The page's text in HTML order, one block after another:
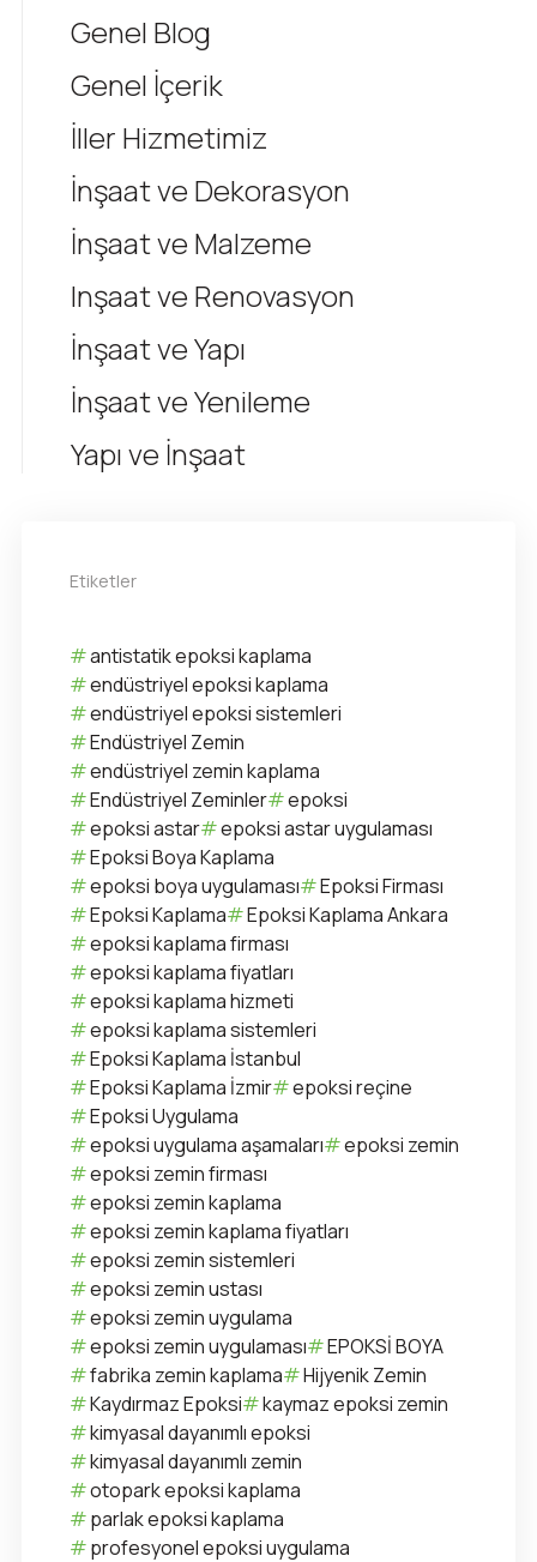
Genel Blog
Genel İçerik
İller Hizmetimiz
İnşaat ve Dekorasyon
İnşaat ve Malzeme
Inşaat ve Renovasyon
İnşaat ve Yapı
İnşaat ve Yenileme
Yapı ve İnşaat
Etiketler
antistatik epoksi kaplama
endüstriyel epoksi kaplama
endüstriyel epoksi sistemleri
Endüstriyel Zemin
endüstriyel zemin kaplama
Endüstriyel Zeminler
epoksi
epoksi astar
epoksi astar uygulaması
Epoksi Boya Kaplama
epoksi boya uygulaması
Epoksi Firması
Epoksi Kaplama
Epoksi Kaplama Ankara
epoksi kaplama firması
epoksi kaplama fiyatları
epoksi kaplama hizmeti
epoksi kaplama sistemleri
Epoksi Kaplama İstanbul
Epoksi Kaplama İzmir
epoksi reçine
Epoksi Uygulama
epoksi uygulama aşamaları
epoksi zemin
epoksi zemin firması
epoksi zemin kaplama
epoksi zemin kaplama fiyatları
epoksi zemin sistemleri
epoksi zemin ustası
epoksi zemin uygulama
epoksi zemin uygulaması
EPOKSİ BOYA
fabrika zemin kaplama
Hijyenik Zemin
Kaydırmaz Epoksi
kaymaz epoksi zemin
kimyasal dayanımlı epoksi
kimyasal dayanımlı zemin
otopark epoksi kaplama
parlak epoksi kaplama
profesyonel epoksi uygulama